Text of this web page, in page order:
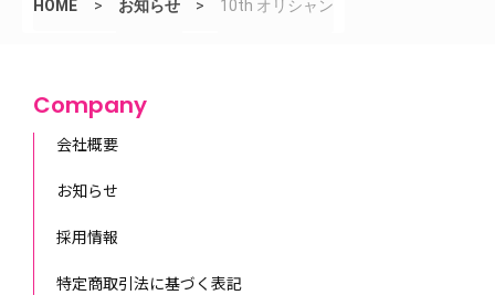
HOME > お知らせ > 10th オリシャン
Company
会社概要
お知らせ
採用情報
特定商取引法に基づく表記